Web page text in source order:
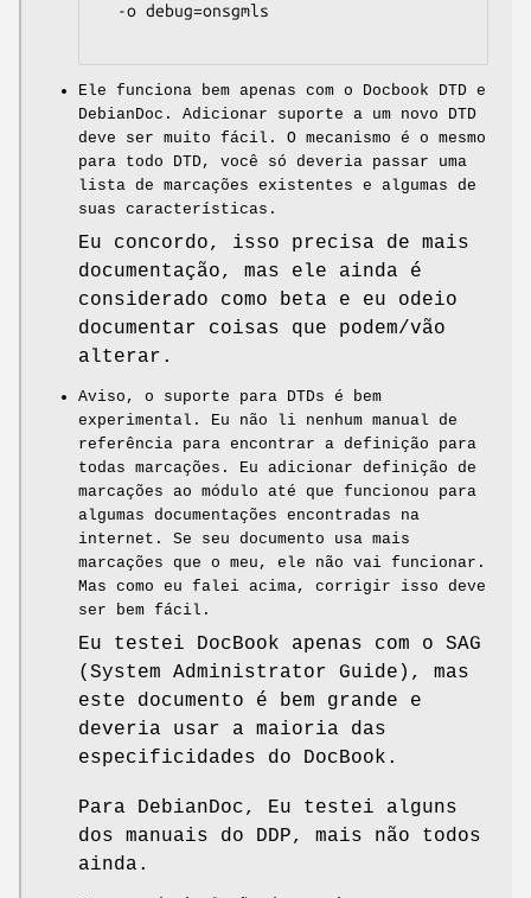
Ele funciona bem apenas com o Docbook DTD e
DebianDoc. Adicionar suporte a um novo DTD
deve ser muito fácil. O mecanismo é o mesmo
para todo DTD, você só deveria passar uma
lista de marcações existentes e algumas de
suas características.
Eu concordo, isso precisa de mais
documentação, mas ele ainda é
considerado como beta e eu odeio
documentar coisas que podem/vão
alterar.
Aviso, o suporte para DTDs é bem
experimental. Eu não li nenhum manual de
referência para encontrar a definição para
todas marcações. Eu adicionar definição de
marcações ao módulo até que funcionou para
algumas documentações encontradas na
internet. Se seu documento usa mais
marcações que o meu, ele não vai funcionar.
Mas como eu falei acima, corrigir isso deve
ser bem fácil.
Eu testei DocBook apenas com o SAG
(System Administrator Guide), mas
este documento é bem grande e
deveria usar a maioria das
especificidades do DocBook.
Para DebianDoc, Eu testei alguns
dos manuais do DDP, mais não todos
ainda.